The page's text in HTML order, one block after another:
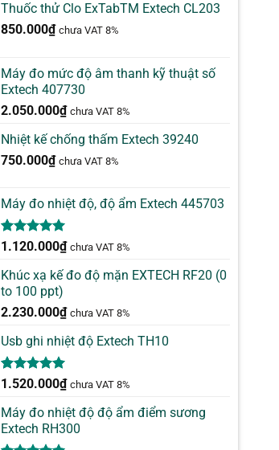
Thuốc thử Clo ExTabTM Extech CL203
850.000₫ chưa VAT 8%
Máy đo mức độ âm thanh kỹ thuật số
Extech 407730
2.050.000₫ chưa VAT 8%
Nhiệt kế chống thấm Extech 39240
750.000₫ chưa VAT 8%
Máy đo nhiệt độ, độ ẩm Extech 445703
5.00trên 5
1
đánh giá
1.120.000₫ chưa VAT 8%
Khúc xạ kế đo độ mặn EXTECH RF20 (0
to 100 ppt)
2.230.000₫ chưa VAT 8%
Usb ghi nhiệt độ Extech TH10
5.00trên 5
1
đánh giá
1.520.000₫ chưa VAT 8%
Máy đo nhiệt độ độ ẩm điểm sương
Extech RH300